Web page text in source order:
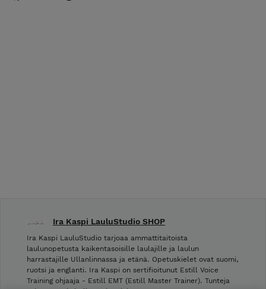
Ira Kaspi LauluStudio SHOP
Ira Kaspi LauluStudio tarjoaa ammattitaitoista
laulunopetusta kaikentasoisille laulajille ja laulun
harrastajille Ullanlinnassa ja etänä. Opetuskielet ovat suomi,
ruotsi ja englanti. Ira Kaspi on sertifioitunut Estill Voice
Training ohjaaja - Estill EMT (Estill Master Trainer). Tunteja